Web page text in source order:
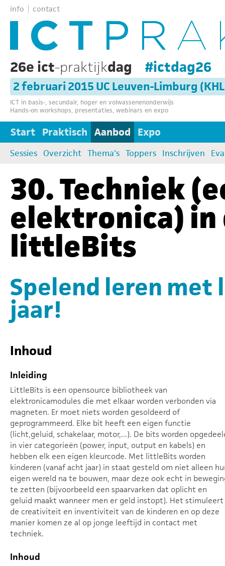
info contact
26e ict-praktijkdag #ictdag26
2 februari 2015 UC Leuven-Limburg
ICT in basis-, secundair, hoger en volwassenenonderwijs
Hands-on workshops, presentaties, webinars en expo
Start Praktisch Aanbod Expo
Sessies Overzicht Thema's Toppers Inschrijven
30. Techniek
elektronica) in
littleBits
Spelend leren met
jaar!
Inhoud
Inleiding
LittleBits is een opensource bibliotheek van
elektronicamodules die met elkaar worden verbonden via
magneten. Er moet niets worden gesoldeerd of
geprogrammeerd. Elke bit heeft een eigen functie
(licht,geluid, schakelaar, motor,...). De bits worden
in vier categorieën (power, input, output en kabels) en
hebben elk een eigen kleurcode. Met littleBits worden
kinderen (vanaf acht jaar) in staat gesteld om niet alleen
eigen wereld na te bouwen, maar deze ook echt in
te zetten (bijvoorbeeld een spaarvarken dat oplicht en
geluid maakt wanneer men er geld instopt). Het stimuleert
de creativiteit en inventiviteit van de kinderen en op deze
manier komen ze al op jonge leeftijd in contact met
techniek.
Inhoud